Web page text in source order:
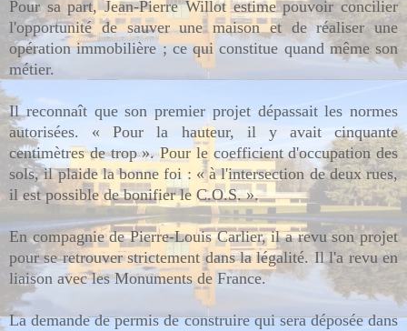
Pour sa part, Jean-Pierre Willot estime pouvoir concilier
l'opportunité de sauver une maison et de réaliser une
opération immobilière ; ce qui constitue quand même son
métier.
Il reconnaît que son premier projet dépassait les normes
autorisées. « Pour la hauteur, il y avait cinquante
centimètres de trop ». Pour le coefficient d'occupation des
sols, il plaide la bonne foi : « à l'intersection de deux rues,
il est possible de bonifier le C.O.S. ».
En compagnie de Pierre-Louis Carlier, il a revu son projet
pour se retrouver strictement dans la légalité. Il l'a revu en
liaison avec les Monuments de France.
La demande de permis de construire qui sera déposée dans